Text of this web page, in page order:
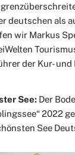
deutschen als
wir Markus
der Kur- und
See: Der
2022
See